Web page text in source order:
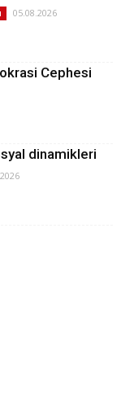
05.08.2026
Cephesi
dinamikleri